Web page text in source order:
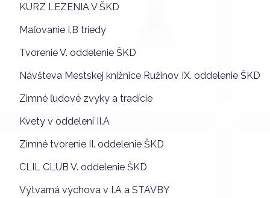
KURZ LEZENIA V ŠKD
Maľovanie I.B triedy
Tvorenie V. oddelenie ŠKD
Návšteva Mestskej knižnice Ružinov IX. oddelenie ŠKD
Zimné ľudové zvyky a tradície
Kvety v oddelení II.A
Zimné tvorenie II. oddelenie ŠKD
CLIL CLUB V. oddelenie ŠKD
Výtvarná výchova v I.A a STAVBY